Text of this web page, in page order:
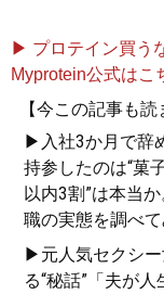
▶ プロテイン買う
Myprotein公式はこ
【今この記事も読
▶入社3か月で辞
持参したのは“菓
以内3割”は本当
職の実態を調べて
▶元人気セクシ
る“秘話”「夫が